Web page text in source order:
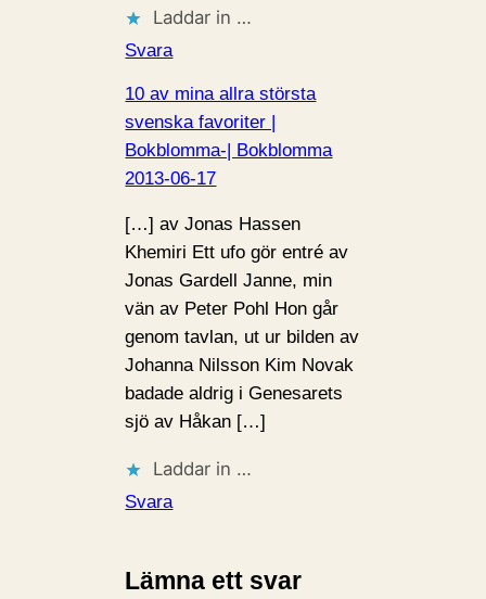
Laddar in …
Svara
10 av mina allra största
svenska favoriter |
Bokblomma-| Bokblomma
2013-06-17
[…] av Jonas Hassen
Khemiri Ett ufo gör entré av
Jonas Gardell Janne, min
vän av Peter Pohl Hon går
genom tavlan, ut ur bilden av
Johanna Nilsson Kim Novak
badade aldrig i Genesarets
sjö av Håkan […]
Laddar in …
Svara
Lämna ett svar